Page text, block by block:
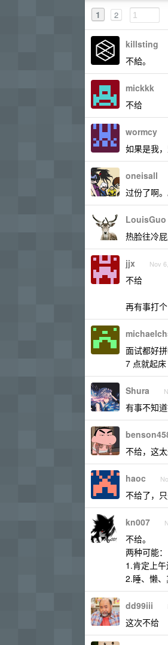
1 2
killsting
不給。
mickkk
不给
wormcy
如果是我
oneisall
过份了啊。
LouisGuo
热脸往冷
jjx Nov
不给
再有事打
面试都好
7 点就起床
Shura
有事不知
不给，这
haoc
不给了，
kn007
不给。
两种可能：
1.肯定上
2.睡、懒
dd99iii
这次不给